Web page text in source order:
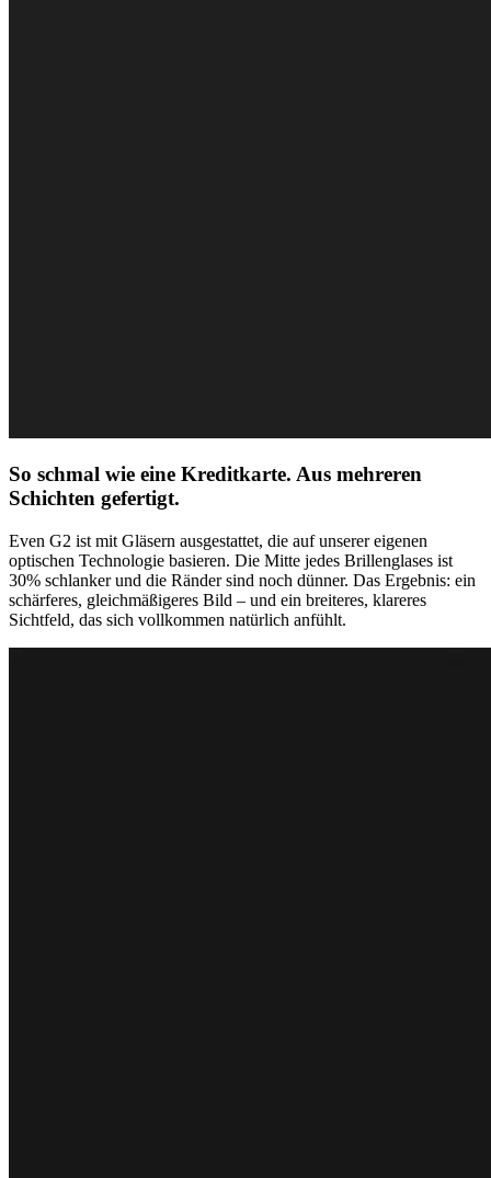
So schmal wie eine Kreditkarte. Aus mehreren
Schichten gefertigt.
Even G2 ist mit Gläsern ausgestattet, die auf unserer eigenen
optischen Technologie basieren. Die Mitte jedes Brillenglases ist
30% schlanker und die Ränder sind noch dünner. Das Ergebnis: ein
schärferes, gleichmäßigeres Bild – und ein breiteres, klareres
Sichtfeld, das sich vollkommen natürlich anfühlt.